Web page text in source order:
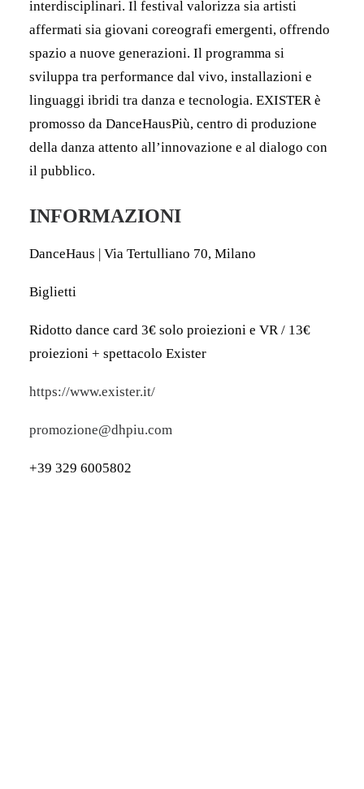
interdisciplinari. Il festival valorizza sia artisti
affermati sia giovani coreografi emergenti, offrendo
spazio a nuove generazioni. Il programma si
sviluppa tra performance dal vivo, installazioni e
linguaggi ibridi tra danza e tecnologia. EXISTER è
promosso da DanceHausPiù, centro di produzione
della danza attento all’innovazione e al dialogo con
il pubblico.
INFORMAZIONI
DanceHaus | Via Tertulliano 70, Milano
Biglietti
Ridotto dance card 3€ solo proiezioni e VR / 13€
proiezioni + spettacolo Exister
https://www.exister.it/
promozione@dhpiu.com
+39 329 6005802